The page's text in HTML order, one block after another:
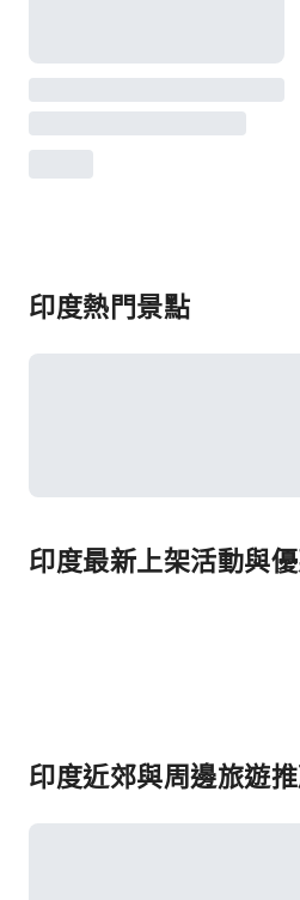
印度熱門景點
印度最新上架活動與
印度近郊與周邊旅遊